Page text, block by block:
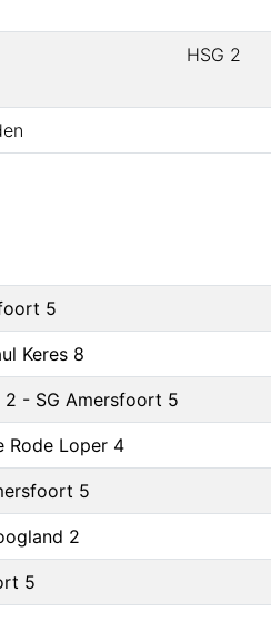
HSG 2
5
Keres 8
2 - SG Amersfoort 5
Rode Loper 4
5
2
5